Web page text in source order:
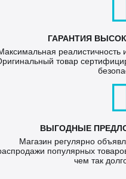
ГАРАНТИЯ
реалистичность
товар
ВЫГОДНЫЕ
Магазин регулярно
популярных
чем так